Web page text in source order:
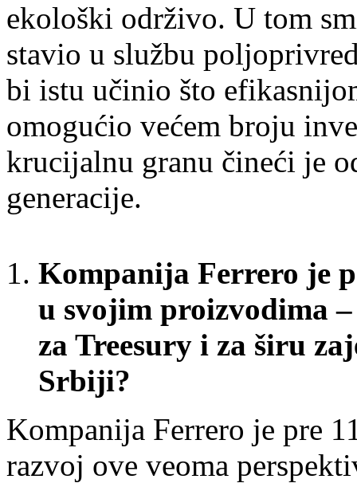
ekološki održivo. U tom
stavio u službu
bi istu učinio što
omogućio većem broju
krucijalnu granu čineći je
generacije.
Kompanija Ferrero je
u svojim proizvodima
za Treesury i za širu
Srbiji?
Kompanija Ferrero je pre
razvoj ove veoma